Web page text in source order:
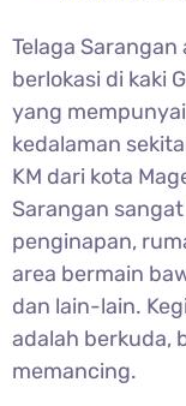
Telaga
berlokasi di kaki
yang
kedalaman
KM dari kota
Sarangan
penginapan,
area bermain
dan lain-lain.
adalah berkuda,
memancing.